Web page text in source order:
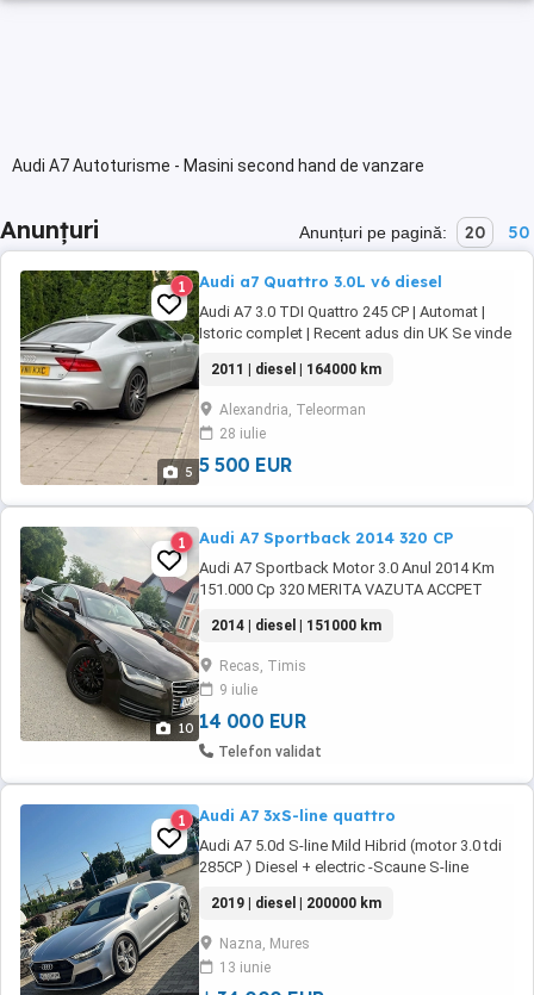
Audi A7 Autoturisme - Masini second hand de vanzare
Anunțuri Anunțuri pe pagină: 20 50
5
1 Audi a7 Quattro 3.0L v6 diesel
Audi A7 3.0 TDI Quattro 245 CP | Automat |
Istoric complet | Recent adus din UK Se vinde
automată, în stare foarte bună atât mecanic,
cât și estetic. Mașina este recent adusă din
Marea Britanie, cu istoric complet de service
și toate actele la zi. Detalii: * ...
2011 | diesel | 164000 km
Alexandria, Teleorman
28 iulie
5 500 EUR
10
1 Audi A7 Sportback 2014 320 CP
Audi A7 Sportback Motor 3.0 Anul 2014 Km
151.000 Cp 320 MERITA VAZUTA ACCPET
și toate filtrele noi Dețin garanția cum a fost
luata din reprezentanța în anul 2022 cu 85.000
km Dotari: *Senzori parcare față și spate
*Camera marșarier *Tempomat *Comenzi
vocale *Comenzi ...
2014 | diesel | 151000 km
Recas, Timis
9 iulie
14 000 EUR
Telefon validat
1 Audi A7 3xS-line quattro
Audi A7 5.0d S-line Mild Hibrid (motor 3.0 tdi
285CP ) Diesel + electric -Scaune S-line
bang&olufsen -Distronic plus -Line assist -
Side assist -Vireaza spatele -Citire
indicatoare rutiere -Soft close portbagaj -
Audi breaking guard(franeaza singura in caz
2019 | diesel | 200000 km
Nazna, Mures
13 iunie